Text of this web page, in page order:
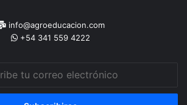
info@agroeducacion.com
+54 341 559 4222